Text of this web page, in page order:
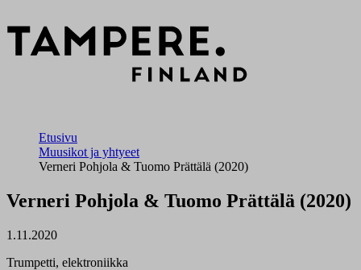
Etusivu
Muusikot ja yhtyeet
Verneri Pohjola & Tuomo Prättälä (2020)
Verneri Pohjola & Tuomo Prättälä (2020)
1.11.2020
Trumpetti, elektroniikka